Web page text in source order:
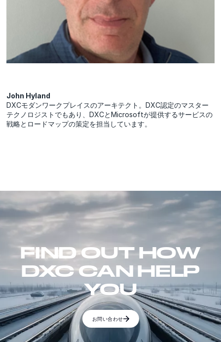
John Hyland
DXCモダンワークプレイスのアーキテクト。DXC認定のマスター
テクノロジストでもあり、DXCとMicrosoftが提供するサービスの
戦略とロードマップの策定を担当しています。
FIND OUT HOW
DXC CAN HELP
YOU
お問い合わせ